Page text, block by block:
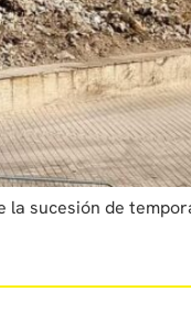
sucesión de